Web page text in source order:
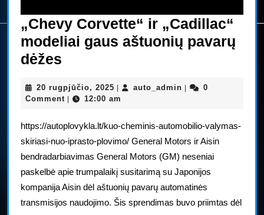
„Chevy Corvette“ ir „Cadillac“
modeliai gaus aštuonių pavarų
dėžes
ir
modeliai
gaus
aštuonių
pavarų
dėžes
20 rugpjūčio, 2025 20
rugpjūčio,
auto_admin auto_admin
0
Comment
12:00 am
https://autoplovykla.lt/kuo-cheminis-automobilio-valymas-
skiriasi-nuo-iprasto-plovimo/ General Motors ir Aisin
bendradarbiavimas General Motors (GM) neseniai
paskelbė apie trumpalaikį susitarimą su Japonijos
kompanija Aisin dėl aštuonių pavarų automatinės
transmisijos naudojimo. Šis sprendimas buvo priimtas dėl